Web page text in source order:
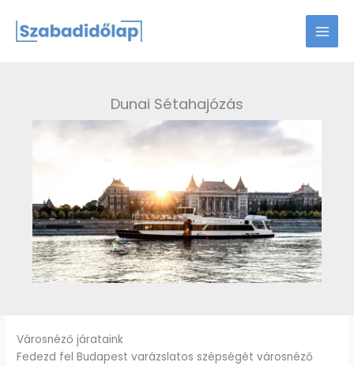
content
Dunai Sétahajózás
Városnéző járataink
Fedezd fel Budapest varázslatos szépségét városnéző